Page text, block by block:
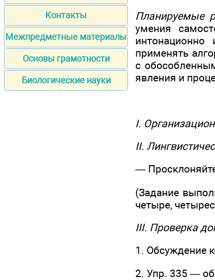
Контакты
Межпредметные материалы
Основы грамотности
Биологические науки
Планируемые
умения
применять
с
явления и
I.
II.
—
(Задание
четыре,
III. Проверка
1. Обсуждение
2. Упр. 335 —